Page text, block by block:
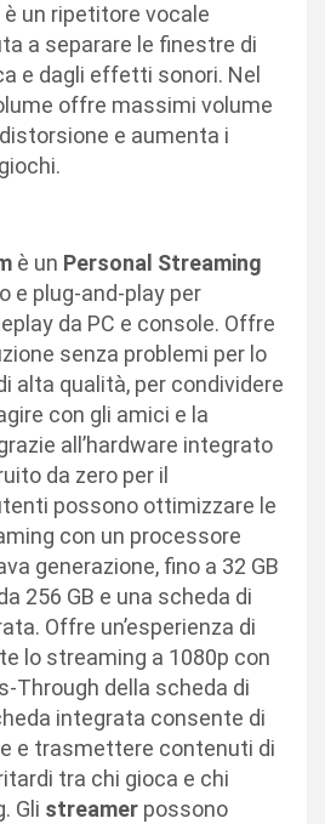
un ripetitore vocale
a separare le finestre di
e dagli effetti sonori. Nel
offre massimi volume
e aumenta i
è un Personal Streaming
e plug-and-play per
da PC e console. Offre
senza problemi per lo
alta qualità, per condividere
con gli amici e la
all’hardware integrato
da zero per il
possono ottimizzare le
con un processore
generazione, fino a 32 GB
256 GB e una scheda di
Offre un’esperienza di
lo streaming a 1080p con
Through della scheda di
integrata consente di
e trasmettere contenuti di
tra chi gioca e chi
Gli streamer possono